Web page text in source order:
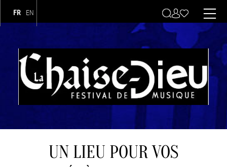
Navigation principale
FR EN
UN LIEU POUR VOS